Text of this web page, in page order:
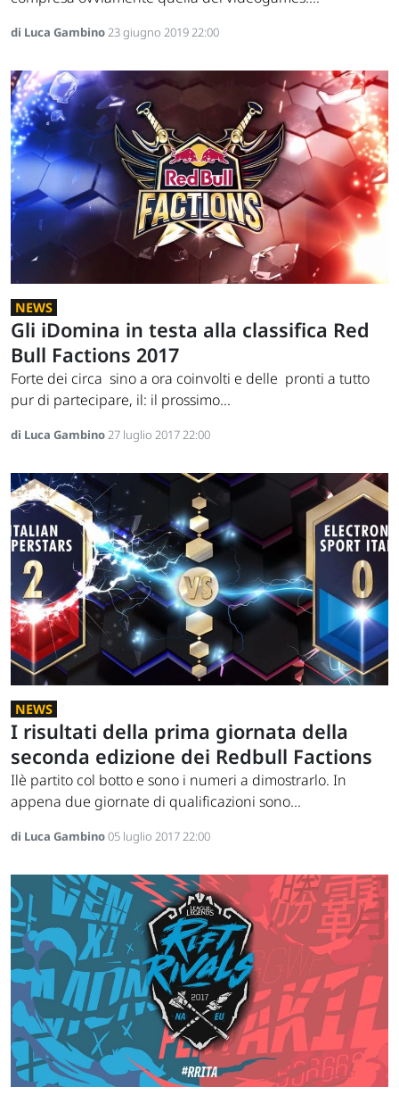
di Luca Gambino23 giugno 2019 22:00
NEWS
Gli iDomina in testa alla classifica Red
Bull Factions 2017
Forte dei circa sino a ora coinvolti e delle pronti a tutto
pur di partecipare, il: il prossimo...
di Luca Gambino27 luglio 2017 22:00
NEWS
I risultati della prima giornata della
seconda edizione dei Redbull Factions
Ilè partito col botto e sono i numeri a dimostrarlo. In
appena due giornate di qualificazioni sono...
di Luca Gambino05 luglio 2017 22:00